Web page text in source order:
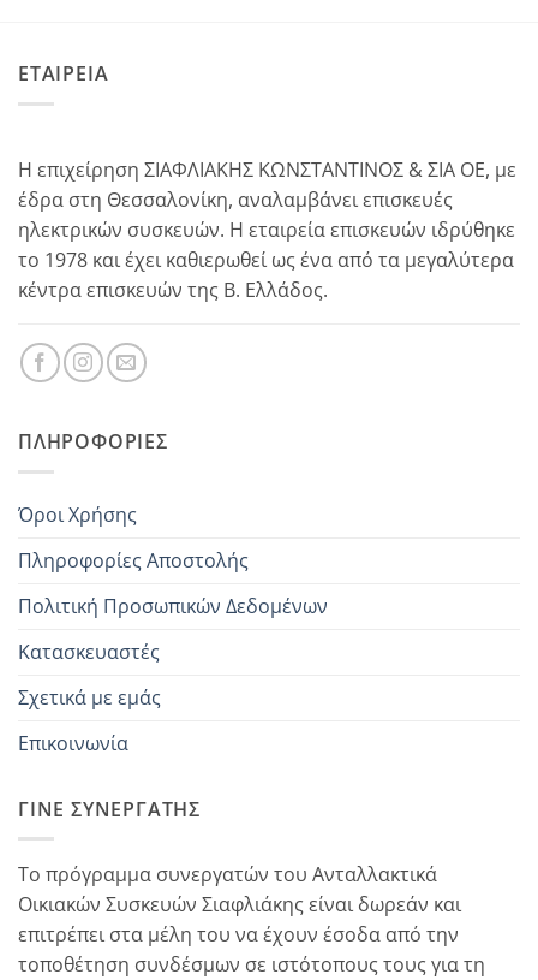
ΕΤΑΙΡΕΙΑ
Η επιχείρηση ΣΙΑΦΛΙΑΚΗΣ ΚΩΝΣΤΑΝΤΙΝΟΣ & ΣΙΑ ΟΕ, με
έδρα στη Θεσσαλονίκη, αναλαμβάνει επισκευές
ηλεκτρικών συσκευών. Η εταιρεία επισκευών ιδρύθηκε
το 1978 και έχει καθιερωθεί ως ένα από τα μεγαλύτερα
κέντρα επισκευών της Β. Ελλάδος.
ΠΛΗΡΟΦΟΡΊΕΣ
Όροι Χρήσης
Πληροφορίες Αποστολής
Πολιτική Προσωπικών Δεδομένων
Κατασκευαστές
Σχετικά με εμάς
Επικοινωνία
ΓΊΝΕ ΣΥΝΕΡΓΆΤΗΣ
Το πρόγραμμα συνεργατών του Ανταλλακτικά
Οικιακών Συσκευών Σιαφλιάκης είναι δωρεάν και
επιτρέπει στα μέλη του να έχουν έσοδα από την
τοποθέτηση συνδέσμων σε ιστότοπους τους για τη